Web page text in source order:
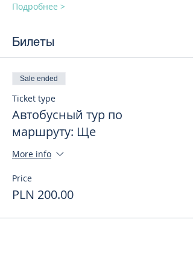
Подробнее >
Билеты
Sale ended
Ticket type
Автобусный тур по
маршруту: Ще
More info
Price
PLN 200.00